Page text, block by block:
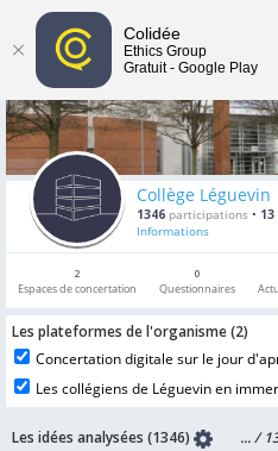
Collège Léguevin
1346 participations • 13
Informations
2
Espaces de concertation
0
Questionnaires
Les plateformes de l'organisme (2)
Concertation digitale sur le jour
Les collégiens de Léguevin en
Les idées analysées (1346) ... /
Colidée
Ethics Group
Gratuit - Google Play